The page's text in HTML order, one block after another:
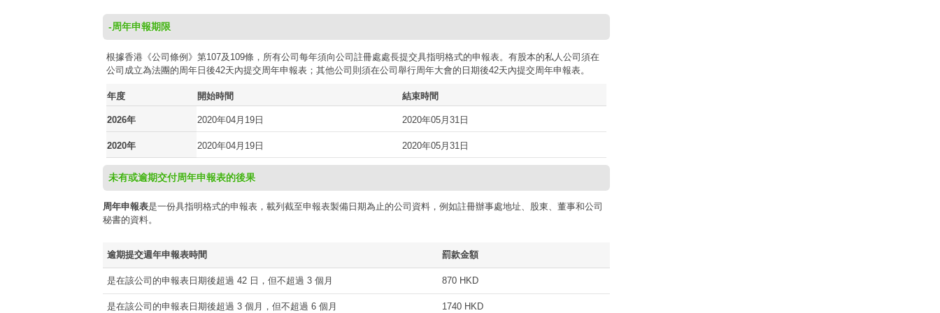
-周年申報期限
根據香港《公司條例》第107及109條，所有公司每年須向公司註冊處處長提交具指明格式的申報表。有股本的私人公司須在
公司成立為法團的周年日後42天內提交周年申報表；其他公司則須在公司舉行周年大會的日期後42天內提交周年申報表。
年度 開始時間 結束時間
2026年 2020年04月19日 2020年05月31日
2020年 2020年04月19日 2020年05月31日
未有或逾期交付周年申報表的後果
周年申報表是一份具指明格式的申報表，載列截至申報表製備日期為止的公司資料，例如註冊辦事處地址、股東、董事和公司
秘書的資料。
逾期提交週年申報表時間 罰款金額
是在該公司的申報表日期後超過 42 日，但不超過 3 個月 870 HKD
是在該公司的申報表日期後超過 3 個月，但不超過 6 個月 1740 HKD